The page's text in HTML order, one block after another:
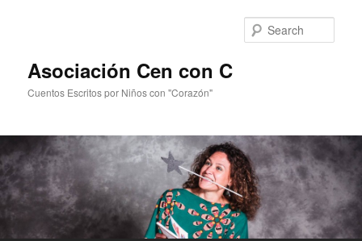
Asociación Cen con C
Cuentos Escritos por Niños con "Corazón"